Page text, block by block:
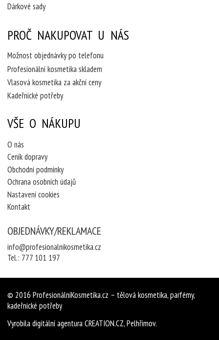
Dárkové sady
PROČ NAKUPOVAT U NÁS
Možnost objednávky po telefonu
Profesionální kosmetika skladem
Vlasová kosmetika za akční ceny
Kadeřnické potřeby
VŠE O NÁKUPU
O nás
Ceník dopravy
Obchodní podmínky
Ochrana osobních údajů
Nastavení cookies
Kontakt
OBJEDNÁVKY/REKLAMACE
info@profesionalnikosmetika.cz
Tel.: 777 101 197
© 2016 ProfesionálníKosmetika.cz – tělová kosmetika, parfémy,
kadeřnické potřeby
Vyrobiladigitální agenturaCREATION.CZ,Pelhřimov.